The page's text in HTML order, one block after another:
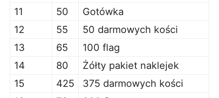
11
50
Gotówka
12
55
50 darmowych kości
13
65
100 flag
14
80
Żółty pakiet naklejek
15
425
375 darmowych kości